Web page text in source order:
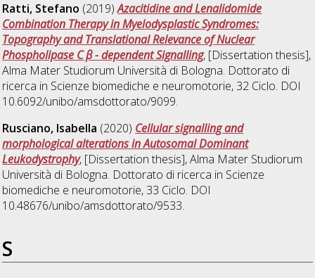
Ratti, Stefano (2019)Azacitidine and Lenalidomide
Combination Therapy in Myelodysplastic Syndromes:
Topography and Translational Relevance of Nuclear
Phospholipase C β - dependent Signalling, [Dissertation thesis],
Alma Mater Studiorum Università di Bologna. Dottorato di
ricerca in Scienze biomediche e neuromotorie, 32 Ciclo. DOI
10.6092/unibo/amsdottorato/9099.
Rusciano, Isabella (2020) Cellular signalling and
morphological alterations in Autosomal Dominant
Leukodystrophy, [Dissertation thesis], Alma Mater Studiorum
Università di Bologna. Dottorato di ricerca in Scienze
biomediche e neuromotorie, 33 Ciclo. DOI
10.48676/unibo/amsdottorato/9533.
S